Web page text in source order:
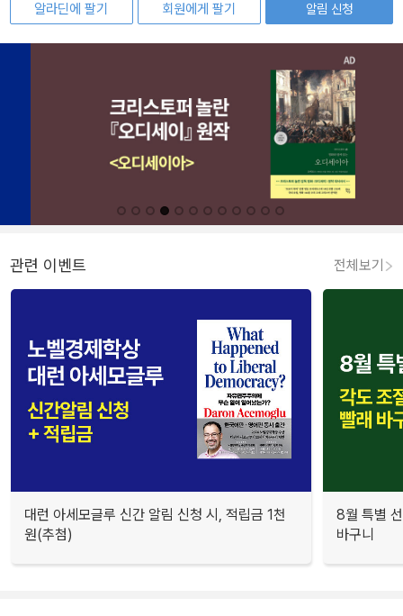
알라딘에 팔기
회원에게 팔기
알림 신청
관련 이벤트 전체보기
대런 아세모글루 신간 알림 신청 시, 적립금 1천
원(추첨)
8월 특별
바구니